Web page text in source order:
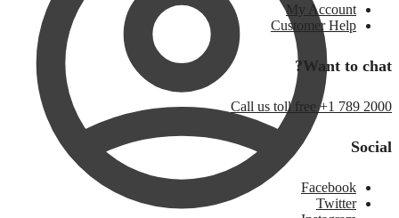
My Account
Customer Help
Want to chat?
Call us toll free +1 789 2000
Social
Facebook
Twitter